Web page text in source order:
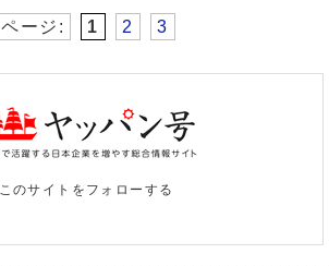
ページ: 1 2 3
このサイトをフォローする